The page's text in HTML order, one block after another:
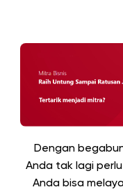
Dengan
Anda tak lagi
Anda bisa